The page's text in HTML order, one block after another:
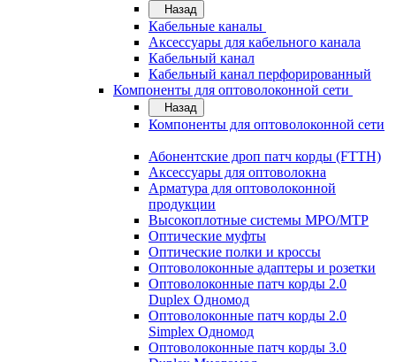
Назад
Кабельные каналы
Аксессуары для кабельного канала
Кабельный канал
Кабельный канал перфорированный
Компоненты для оптоволоконной сети
Назад
Компоненты для оптоволоконной сети
Абонентские дроп патч корды (FTTH)
Аксессуары для оптоволокна
Арматура для оптоволоконной
продукции
Высокоплотные системы MPO/MTP
Оптические муфты
Оптические полки и кроссы
Оптоволоконные адаптеры и розетки
Оптоволоконные патч корды 2.0
Duplex Одномод
Оптоволоконные патч корды 2.0
Simplex Одномод
Оптоволоконные патч корды 3.0